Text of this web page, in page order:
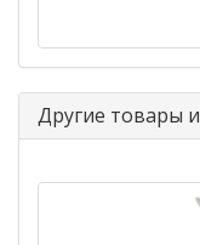
Другие товары